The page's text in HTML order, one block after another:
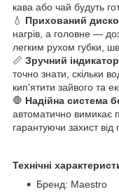
кава або чай будуть
💧 Прихований
нагрів, а головне —
легким рухом губки,
📏 Зручний
точно знати, скільки
кип'ятити зайвого та
🛑 Надійна система
автоматично вимикає
гарантуючи захист від
Технічні
Бренд: Maestro